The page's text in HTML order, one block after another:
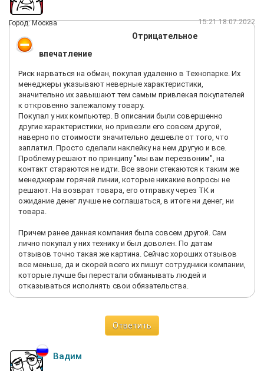
Город: Москва 15:21 18.07.2022
Отрицательное
впечатление
Риск нарваться на обман, покупая удаленно в Технопарке. Их
менеджеры указывают неверные характеристики,
значительно их завышают тем самым привлекая покупателей
к откровенно залежалому товару.
Покупал у них компьютер. В описании были совершенно
другие характеристики, но привезли его совсем другой,
наверно по стоимости значительно дешевле от того, что
заплатил. Просто сделали наклейку на нем другую и все.
Проблему решают по принципу "мы вам перезвоним", на
контакт стараются не идти. Все звони стекаются к таким же
менеджерам горячей линии, которые никакие вопросы не
решают. На возврат товара, его отправку через ТК и
ожидание денег лучше не соглашаться, в итоге ни денег, ни
товара.
Причем ранее данная компания была совсем другой. Сам
лично покупал у них технику и был доволен. По датам
отзывов точно такая же картина. Сейчас хороших отзывов
все меньше, да и скорей всего их пишут сотрудники компании,
которые лучше бы перестали обманывать людей и
отказываться исполнять свои обязательства.
Ответить
Вадим